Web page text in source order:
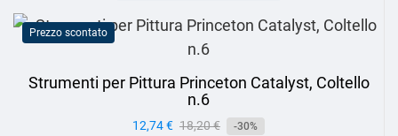
Prezzo scontato
Strumenti per Pittura Princeton Catalyst, Coltello
n.6
Prezzo
12,74 € Prezzo
18,20 € -30%